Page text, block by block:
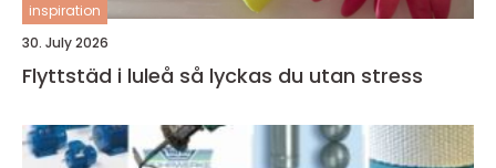
inspiration
30. July 2026
Flyttstäd i luleå så lyckas du utan stress